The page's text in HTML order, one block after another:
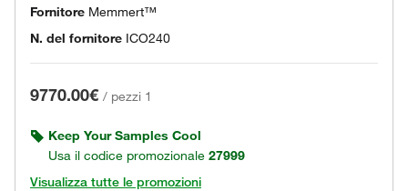
Fornitore Memmert™
N. del fornitore ICO240
9770.00€ / pezzi 1
Keep Your Samples Cool
Usa il codice promozionale 27999
Visualizza tutte le promozioni